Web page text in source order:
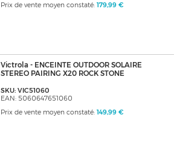
Prix de vente moyen constaté: 179,99 €
Victrola - ENCEINTE OUTDOOR SOLAIRE
STEREO PAIRING X20 ROCK STONE
SKU: VIC51060
EAN: 5060647651060
Prix de vente moyen constaté: 149,99 €